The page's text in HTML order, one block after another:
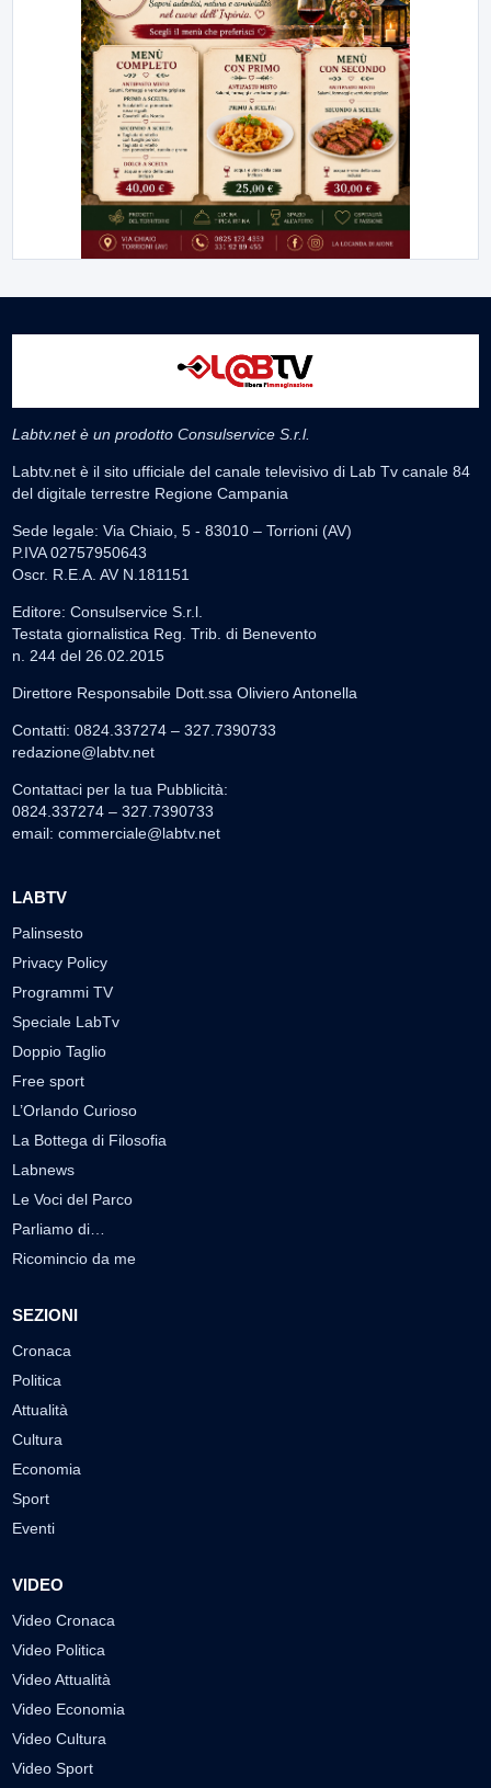
Labtv.net è un prodotto Consulservice S.r.l.
Labtv.net è il sito ufficiale del canale televisivo di Lab Tv canale 84
del digitale terrestre Regione Campania
Sede legale: Via Chiaio, 5 - 83010 – Torrioni (AV)
P.IVA 02757950643
Oscr. R.E.A. AV N.181151
Editore: Consulservice S.r.l.
Testata giornalistica Reg. Trib. di Benevento
n. 244 del 26.02.2015
Direttore Responsabile Dott.ssa Oliviero Antonella
Contatti: 0824.337274 – 327.7390733
redazione@labtv.net
Contattaci per la tua Pubblicità:
0824.337274 – 327.7390733
email: commerciale@labtv.net
LABTV
Palinsesto
Privacy Policy
Programmi TV
Speciale LabTv
Doppio Taglio
Free sport
L’Orlando Curioso
La Bottega di Filosofia
Labnews
Le Voci del Parco
Parliamo di…
Ricomincio da me
SEZIONI
Cronaca
Politica
Attualità
Cultura
Economia
Sport
Eventi
VIDEO
Video Cronaca
Video Politica
Video Attualità
Video Economia
Video Cultura
Video Sport